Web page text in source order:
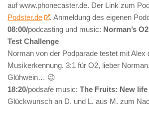
auf www.phonecaster.de. Der Link zum
Podster.de
. Anmeldung des eigenen
08:00/podcasting und music: Norman’s
Test Challenge
Norman von der Podparade testet mit Alex
Musikerkennung. 3:1 für O2, lieber
Glühwein… 😉
18:20/podsafe music: The Fruits: New
Glückwunsch an D. und L. aus M. zum